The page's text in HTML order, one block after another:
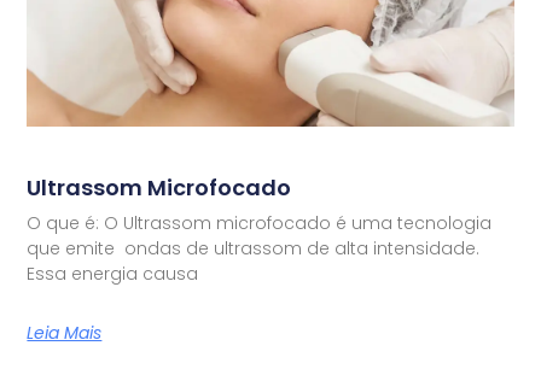
Ultrassom Microfocado
O que é: O Ultrassom microfocado é uma tecnologia
que emite ondas de ultrassom de alta intensidade.
Essa energia causa
Leia Mais